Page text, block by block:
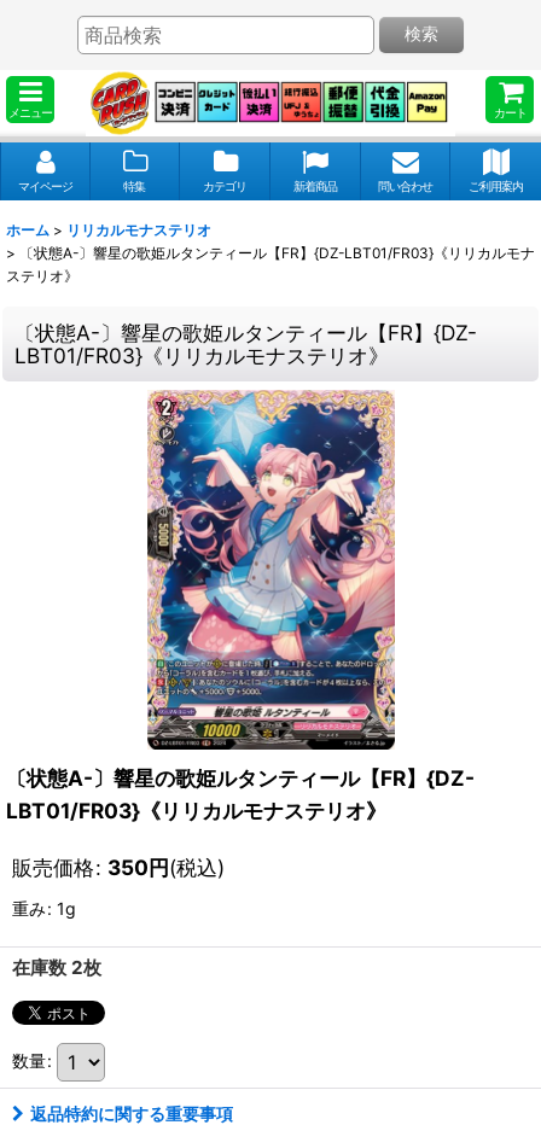
メニュー カート
検索
マイページ 特集 カテゴリ 新着商品 問い合わせ ご利用案内
ホーム > リリカルモナステリオ
>
〔状態A-〕響星の歌姫ルタンティール【FR】{DZ-LBT01/FR03}《リリカルモナ
ステリオ》
〔状態A-〕響星の歌姫ルタンティール【FR】{DZ-
LBT01/FR03}《リリカルモナステリオ》
〔状態A-〕響星の歌姫ルタンティール【FR】{DZ-
LBT01/FR03}《リリカルモナステリオ》
販売価格: 350円(税込)
重み: 1g
在庫数 2枚
数量:
返品特約に関する重要事項